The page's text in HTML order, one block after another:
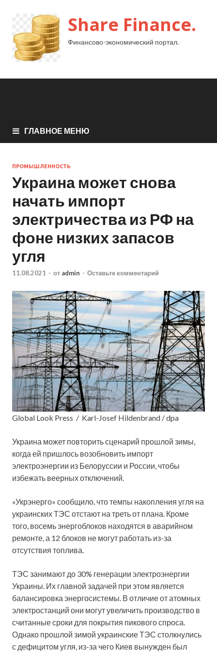
Share Finance.
Финансово-экономический портал.
ГЛАВНОЕ МЕНЮ
ПРОМЫШЛЕННОСТЬ
Украина может снова
начать импорт
электричества из РФ на
фоне низких запасов
угля
11.08.2021 - от admin - Оставьте комментарий
Global Look Press / Karl-Josef Hildenbrand / dpa
Украина может повторить сценарий прошлой зимы,
когда ей пришлось возобновить импорт
электроэнергии из Белоруссии и России, чтобы
избежать веерных отключений.
«Укрэнерго» сообщило, что темпы накопления угля на
украинских ТЭС отстают на треть от плана. Кроме
того, восемь энергоблоков находятся в аварийном
ремонте, а 12 блоков не могут работать из-за
отсутствия топлива.
ТЭС занимают до 30% генерации электроэнергии
Украины. Их главной задачей при этом является
балансировка энергосистемы. В отличие от атомных
электростанций они могут увеличить производство в
считанные сроки для покрытия пикового спроса.
Однако прошлой зимой украинские ТЭС столкнулись
с дефицитом угля, из-за чего Киев вынужден был